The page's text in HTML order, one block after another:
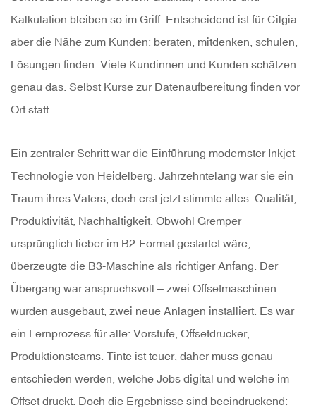
Kalkulation bleiben so im Griff. Entscheidend ist für Cilgia
aber die Nähe zum Kunden: beraten, mitdenken, schulen,
Lösungen finden. Viele Kundinnen und Kunden schätzen
genau das. Selbst Kurse zur Datenaufbereitung finden vor
Ort statt.
Ein zentraler Schritt war die Einführung modernster Inkjet-
Technologie von Heidelberg. Jahrzehntelang war sie ein
Traum ihres Vaters, doch erst jetzt stimmte alles: Qualität,
Produktivität, Nachhaltigkeit. Obwohl Gremper
ursprünglich lieber im B2-Format gestartet wäre,
überzeugte die B3-Maschine als richtiger Anfang. Der
Übergang war anspruchsvoll – zwei Offsetmaschinen
wurden ausgebaut, zwei neue Anlagen installiert. Es war
ein Lernprozess für alle: Vorstufe, Offsetdrucker,
Produktionsteams. Tinte ist teuer, daher muss genau
entschieden werden, welche Jobs digital und welche im
Offset druckt. Doch die Ergebnisse sind beeindruckend: